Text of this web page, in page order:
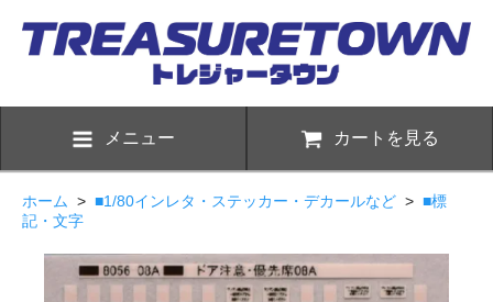
メニュー カートを見る
ホーム > ■1/80インレタ・ステッカー・デカールなど > ■標
記・文字